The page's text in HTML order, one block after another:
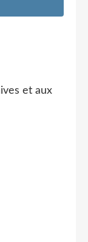
et aux